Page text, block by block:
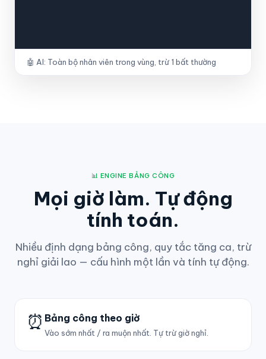
🤖 AI: Toàn bộ nhân viên trong vùng, trừ 1 bất thường
📊 ENGINE BẢNG CÔNG
Mọi giờ làm. Tự động
tính toán.
Nhiều định dạng bảng công, quy tắc tăng ca, trừ
nghỉ giải lao — cấu hình một lần và tính tự động.
⏰ Bảng công theo giờ
Vào sớm nhất / ra muộn nhất. Tự trừ giờ nghỉ.